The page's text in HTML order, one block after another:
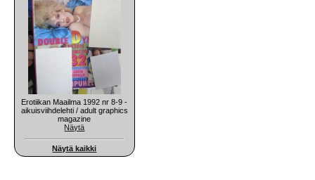
Erotiikan Maailma 1992 nr 8-9 -
aikuisviihdelehti / adult graphics
magazine
Näytä
Näytä kaikki